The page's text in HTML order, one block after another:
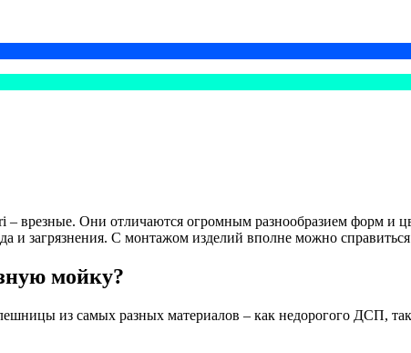
врезные. Они отличаются огромным разнообразием форм и
и загрязнения. С монтажом изделий вполне можно справиться
мойку?
из самых разных материалов – как недорогого ДСП,